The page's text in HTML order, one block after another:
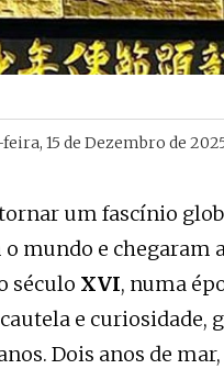
feira, 15 de Dezembro de
um fascínio
mundo e chegaram
século XVI, numa
e curiosidade,
Dois anos de